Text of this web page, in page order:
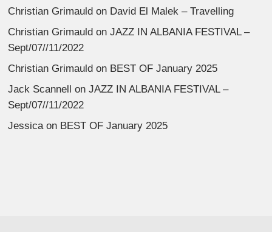
Christian Grimauld on David El Malek – Travelling
Christian Grimauld onJAZZ IN ALBANIA FESTIVAL –
Sept/07//11/2022
Christian Grimauld on BEST OF January 2025
Jack Scannell onJAZZ IN ALBANIA FESTIVAL –
Sept/07//11/2022
Jessica on BEST OF January 2025